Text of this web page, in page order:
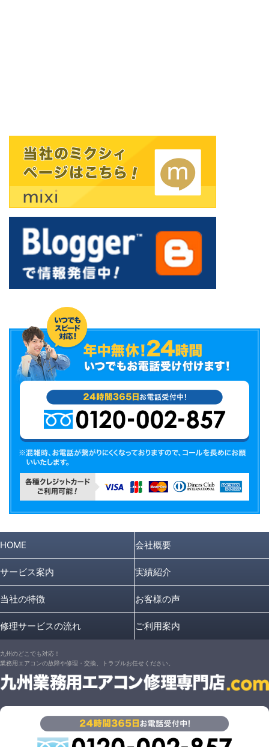
HOME 会社概要
サービス案内 実績紹介
当社の特徴 お客様の声
修理サービスの流れ ご利用案内
九州のどこでも対応！
業務用エアコンの故障や修理・交換、トラブルお任せください。